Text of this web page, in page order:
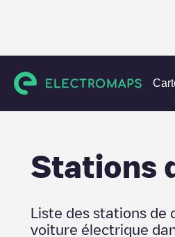
Charging stations États-Unis
Stations
Liste des stations
voiture électrique